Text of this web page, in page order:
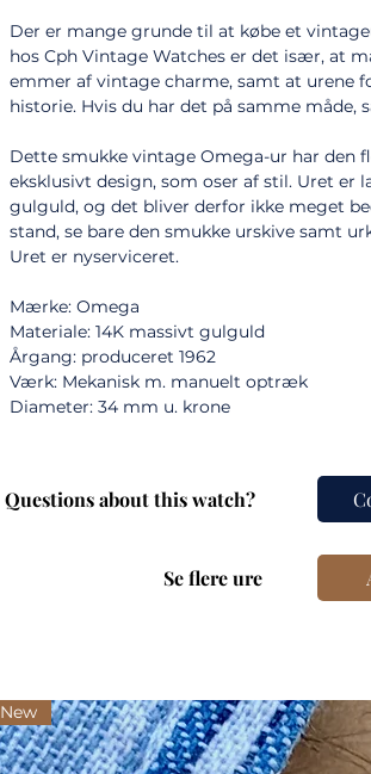
Der er mange grunde til at købe et
hos Cph Vintage Watches er det især, at
emmer af vintage charme, samt at urene
historie. Hvis du har det på samme måde,
Dette smukke vintage Omega-ur har den
eksklusivt design, som oser af stil. Uret er
gulguld, og det bliver derfor ikke meget
stand, se bare den smukke urskive samt
Uret er nyserviceret.
Mærke: Omega
Materiale: 14K massivt gulguld
Årgang: produceret 1962
Værk: Mekanisk m. manuelt optræk
Diameter: 34 mm u. krone
Questions about this watch?
Se flere ure
New